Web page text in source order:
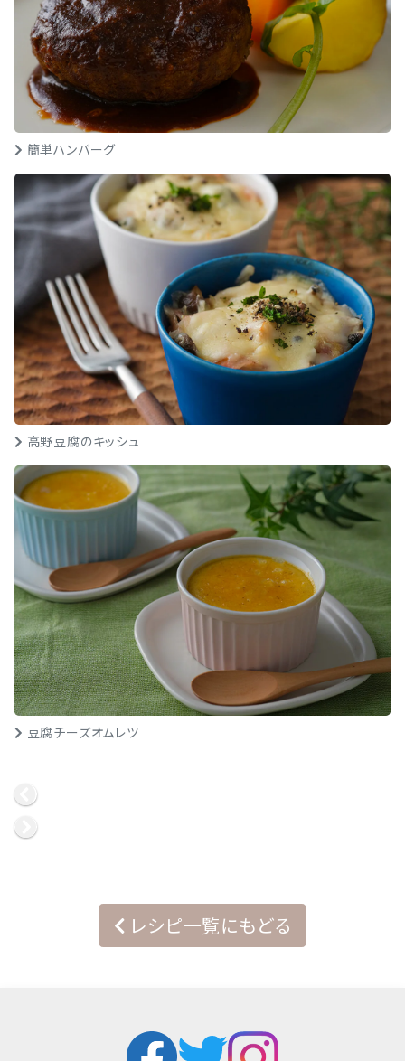
簡単ハンバーグ
高野豆腐のキッシュ
豆腐チーズオムレツ
レシピ一覧にもどる